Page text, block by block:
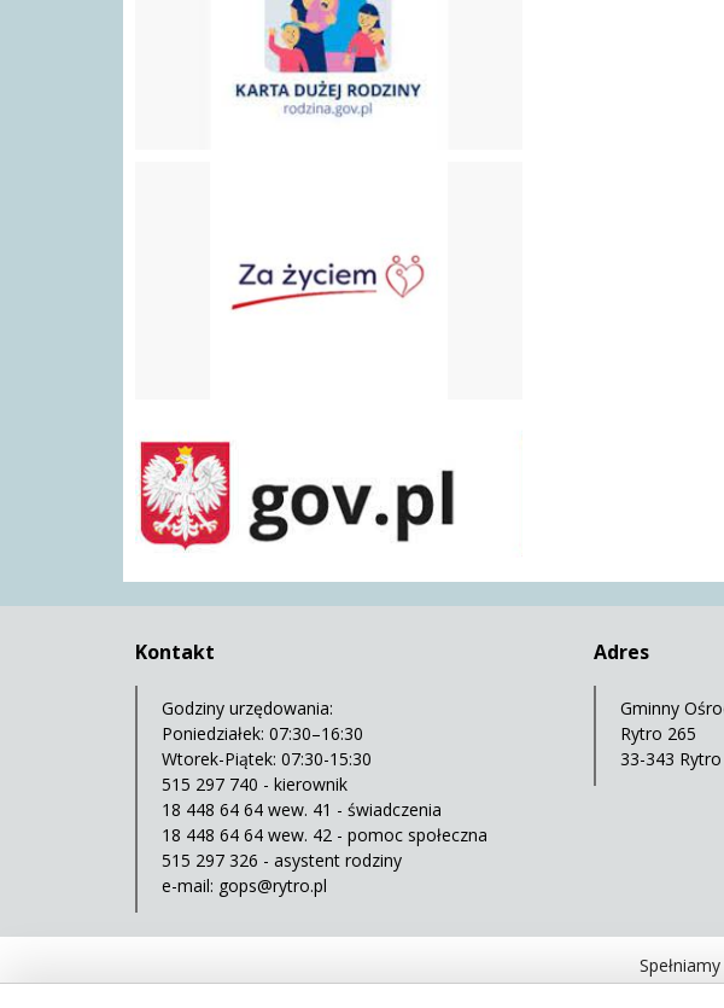
Kontakt
Godziny urzędowania:
Poniedziałek: 07:30–16:30
Wtorek-Piątek: 07:30-15:30
515 297 740 - kierownik
18 448 64 64 wew. 41 - świadczenia
18 448 64 64 wew. 42 - pomoc społeczna
515 297 326 - asystent rodziny
e-mail: gops@rytro.pl
Adres
Gminny
Rytro 265
33-343 Rytro